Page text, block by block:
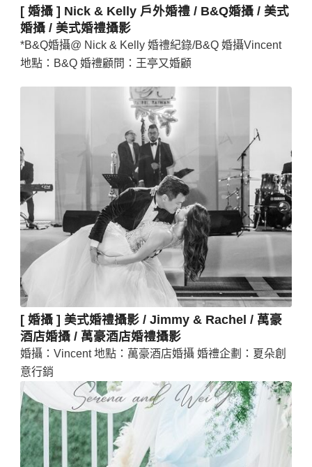
[ 婚攝 ] Nick & Kelly 戶外婚禮 / B&Q婚攝 / 美式
婚攝 / 美式婚禮攝影
*B&Q婚攝@ Nick & Kelly 婚禮紀錄/B&Q 婚攝Vincent
地點：B&Q 婚禮顧問：王亭又婚顧
[ 婚攝 ] 美式婚禮攝影 / Jimmy & Rachel / 萬豪
酒店婚攝 / 萬豪酒店婚禮攝影
婚攝：Vincent 地點：萬豪酒店婚攝 婚禮企劃：夏朵創
意行銷